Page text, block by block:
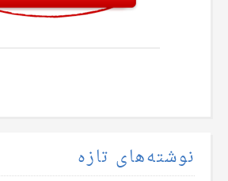
نوشته‌های تازه